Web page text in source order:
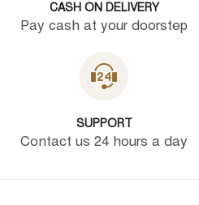
CASH ON DELIVERY
Pay cash at your doorstep
SUPPORT
Contact us 24 hours a day